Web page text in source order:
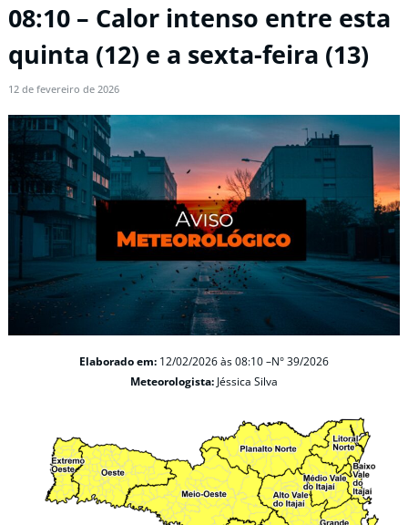
08:10 – Calor intenso entre esta
quinta (12) e a sexta-feira (13)
12 de fevereiro de 2026
Elaborado em: 12/02/2026 às 08:10 –N° 39/2026
Meteorologista: Jéssica Silva